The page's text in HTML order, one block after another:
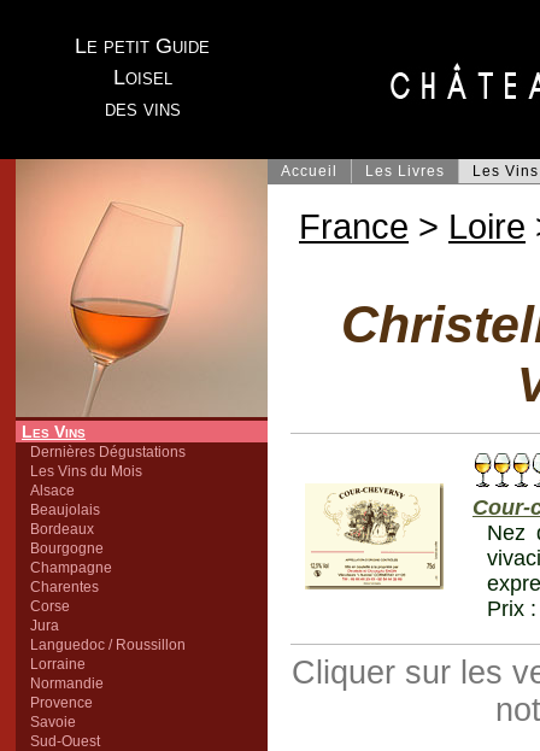
Le petit Guide
Loisel
des vins
Les Vins
Dernières Dégustations
Les Vins du Mois
Alsace
Beaujolais
Bordeaux
Bourgogne
Champagne
Charentes
Corse
Jura
Languedoc / Roussillon
Lorraine
Normandie
Provence
Savoie
Sud-Ouest
Accueil Les Livres Les Vins
France > Loire
Cour-
Nez
Prix :
Cliquer sur les